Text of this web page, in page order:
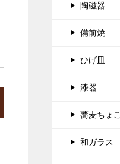
陶磁器
備前焼
ひげ皿
漆器
蕎麦ちょこ
和ガラス